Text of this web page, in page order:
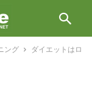
ング
ダイエットはロ